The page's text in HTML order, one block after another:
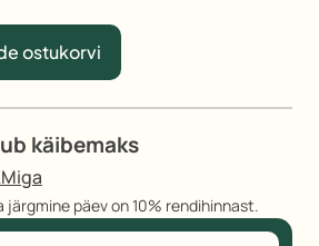
ostukorvi
käibemaks
järgmine päev on 10% rendihinnast.